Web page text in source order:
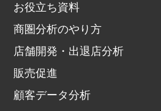
お役立ち資料
商圏分析のやり方
店舗開発・出退店分析
販売促進
顧客データ分析